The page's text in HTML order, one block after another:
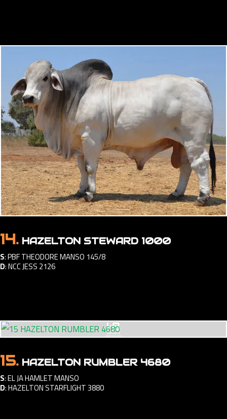
14. HAZELTON STEWARD 1000
S:PBF THEODORE MANSO 145/8
D:NCC JESS 2126
15. HAZELTON RUMBLER 4680
S:EL JA HAMLET MANSO
D:HAZELTON STARFLIGHT 3880